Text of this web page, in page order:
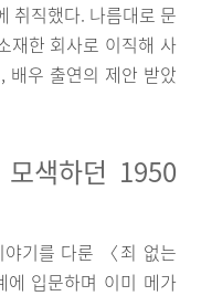
취직했다. 나름대로 문
재한 회사로 이직해 사
배우 출연의 제안 받았
색하던 1950
기를 다룬 〈죄 없는
입문하며 이미 메가